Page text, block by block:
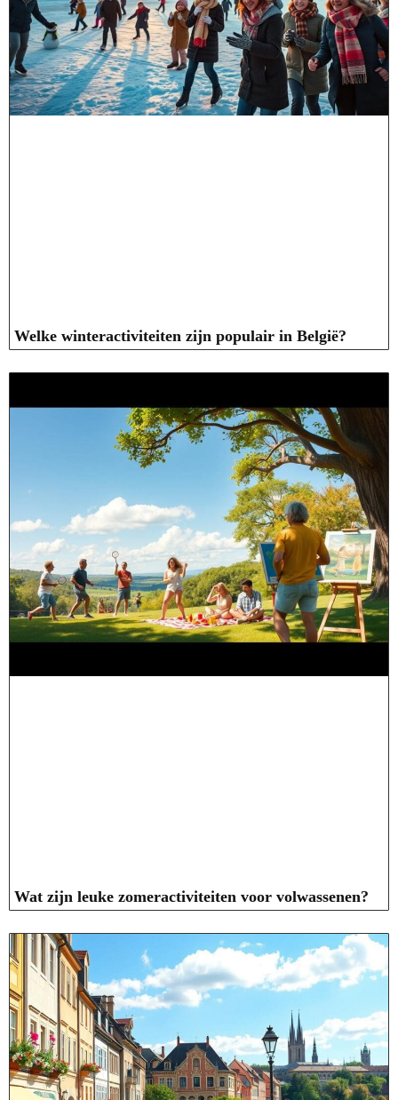
Welke winteractiviteiten zijn populair in België?
Wat zijn leuke zomeractiviteiten voor volwassenen?